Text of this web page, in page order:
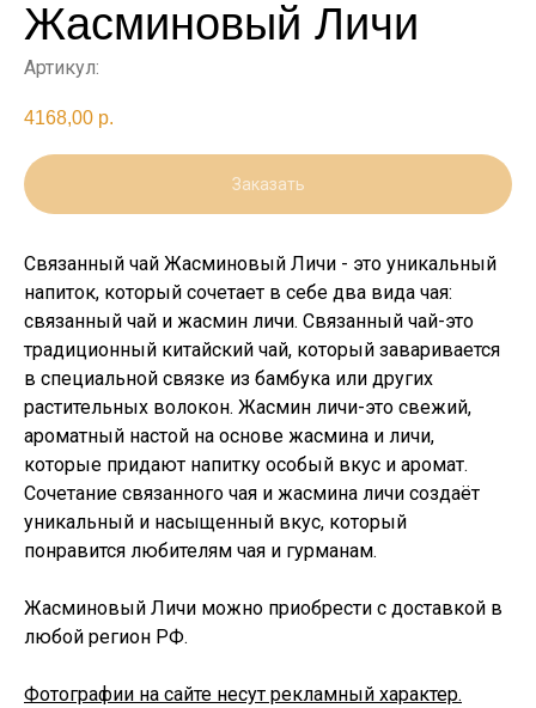
Жасминовый Личи
Артикул:
4168,00 р.
Заказать
Связанный чай Жасминовый Личи - это уникальный
напиток, который сочетает в себе два вида чая:
связанный чай и жасмин личи. Связанный чай-это
традиционный китайский чай, который заваривается
в специальной связке из бамбука или других
растительных волокон. Жасмин личи-это свежий,
ароматный настой на основе жасмина и личи,
которые придают напитку особый вкус и аромат.
Сочетание связанного чая и жасмина личи создаёт
уникальный и насыщенный вкус, который
понравится любителям чая и гурманам.
Жасминовый Личи можно приобрести с доставкой в
любой регион РФ.
Фотографии на сайте несут рекламный характер.